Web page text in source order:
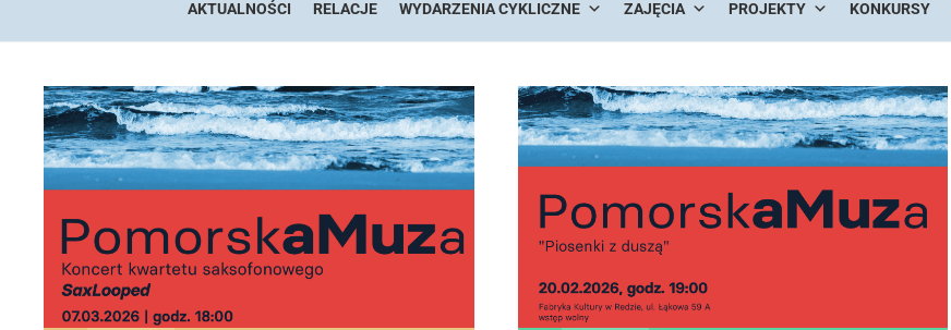
AKTUALNOŚCI RELACJE WYDARZENIA CYKLICZNE ZAJĘCIA PROJEKTY KONKURSY